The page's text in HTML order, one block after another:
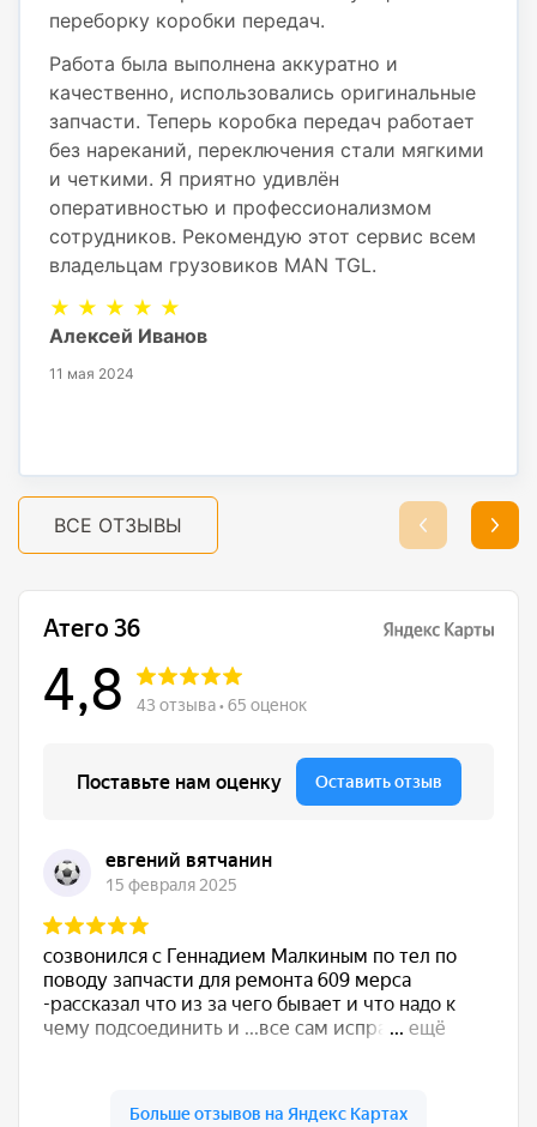
переборку коробки передач.
Работа была выполнена аккуратно и
качественно, использовались оригинальные
запчасти. Теперь коробка передач работает
без нареканий, переключения стали мягкими
и четкими. Я приятно удивлён
оперативностью и профессионализмом
сотрудников. Рекомендую этот сервис всем
владельцам грузовиков MAN TGL.
★ ★ ★ ★ ★
Алексей Иванов
11 мая 2024
ВСЕ ОТЗЫВЫ